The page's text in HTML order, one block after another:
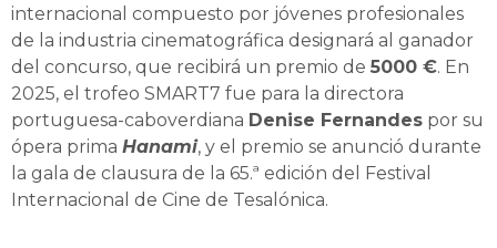
internacional compuesto por jóvenes profesionales
de la industria cinematográfica designará al ganador
del concurso, que recibirá un premio de 5000 €. En
2025, el trofeo SMART7 fue para la directora
portuguesa-caboverdiana Denise Fernandes por su
ópera prima Hanami, y el premio se anunció durante
la gala de clausura de la 65.ª edición del Festival
Internacional de Cine de Tesalónica.